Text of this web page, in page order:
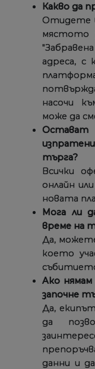
Какво да
Отидете
мястото
адреса, с
насочи
може да
търга?
Всички
онлайн
новата
Мога ли
време на
Да,
което
Ако нямам
започне
Да,
да
данни и